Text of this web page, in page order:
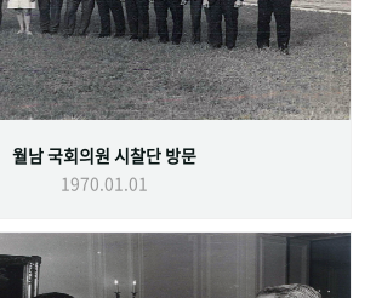
월남 국회의원 시찰단 방문
1970.01.01